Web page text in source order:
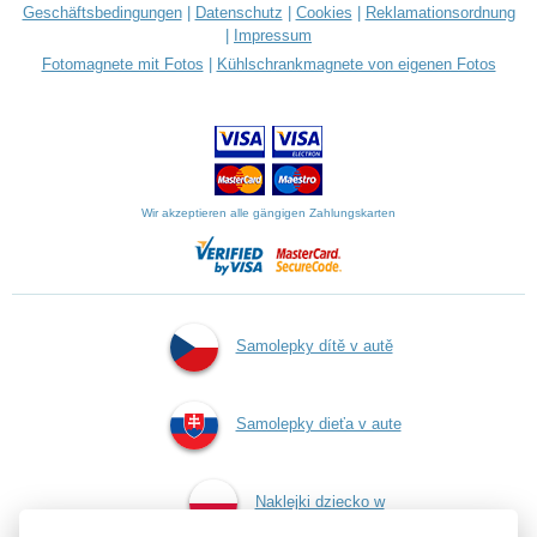
Geschäftsbedingungen| Datenschutz Cookies
Reklamationsordnung
Impressum
Fotomagnete mit Fotos
Kühlschrankmagnete von eigenen Fotos
Wir akzeptieren alle gängigen Zahlungskarten
Samolepky dítě v autě
Samolepky dieťa v aute
Naklejki dziecko w